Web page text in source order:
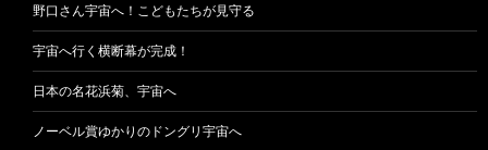
野口さん宇宙へ！こどもたちが見守る
宇宙へ行く横断幕が完成！
日本の名花浜菊、宇宙へ
ノーベル賞ゆかりのドングリ宇宙へ